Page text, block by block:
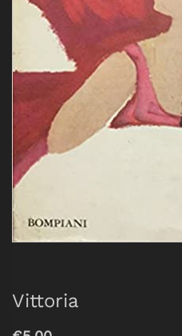
Vittoria